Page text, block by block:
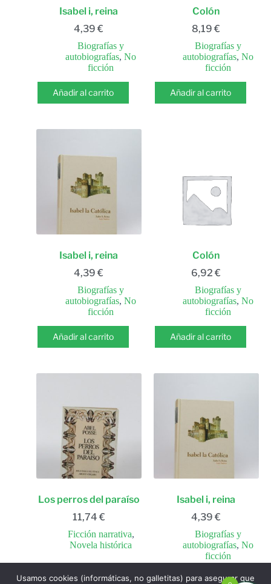
Isabel i, reina
4,39€
Biografías y
autobiografías,No
ficción
Añadir al carrito
Colón
8,19€
Biografías y
autobiografías,No
ficción
Añadir al carrito
Isabel i, reina
4,39€
Biografías y
autobiografías,No
ficción
Añadir al carrito
Colón
6,92€
Biografías y
autobiografías,No
ficción
Añadir al carrito
Los perros del paraíso
11,74 €
Ficción narrativa,
Novela histórica
Añadir al carrito
Isabel i, reina
4,39€
Biografías y
autobiografías,No
ficción
Añadir al carrito
Usamos cookies (informáticas, no galletitas) para asegurar que